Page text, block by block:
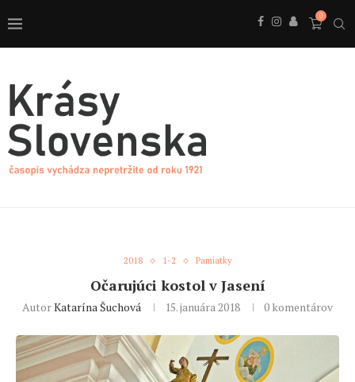
0
2018 1-2 Pamiatky
Očarujúci kostol v Jasení
AutorKatarína Šuchová 15. januára 2018 0 komentárov